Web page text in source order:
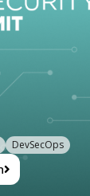
DevSecOps